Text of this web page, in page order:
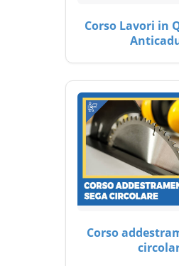
Corso Lavori in
Corso